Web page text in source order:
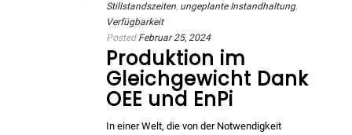
Stillstandszeiten, ungeplante Instandhaltung,
Verfügbarkeit
Posted Februar 25, 2024
Produktion im
Gleichgewicht Dank
OEE und EnPi
In einer Welt, die von der Notwendigkeit